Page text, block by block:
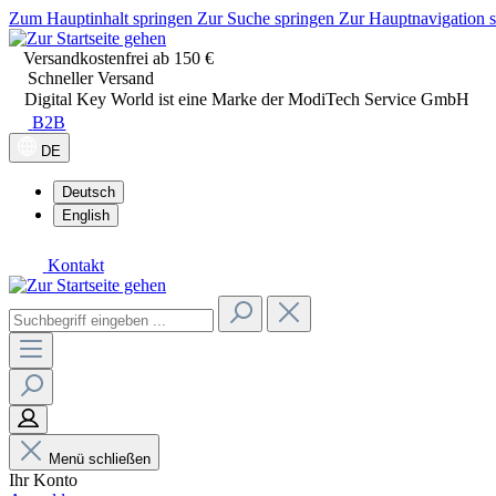
Zum Hauptinhalt springen Zur Suche springen Zur Hauptnavigation
Versandkostenfrei ab 150 €
Schneller Versand
Digital Key World ist eine Marke der ModiTech Service GmbH
B2B
DE
Deutsch
English
Kontakt
Menü schließen
Ihr Konto